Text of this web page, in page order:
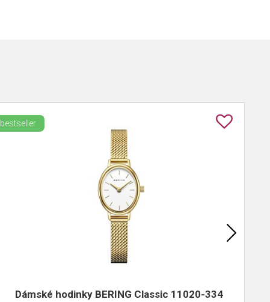
Dámské hodinky BERING Classic 11020-334
bestseller